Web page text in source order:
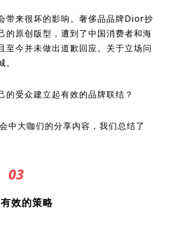
带来很坏的影响。奢侈品品牌Dior抄
的原创版型，遭到了中国消费者和海
至今并未做出道歉回应。关于立场问
的受众建立起有效的品牌联结？
中大咖们的分享内容，我们总结了
03
效的策略